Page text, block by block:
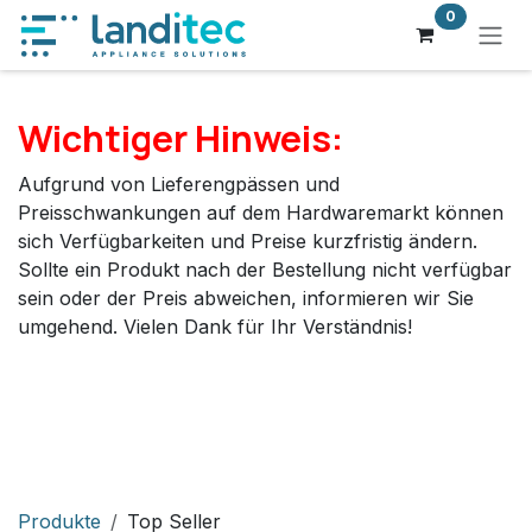
Zum Inhalt springen 0
Wichtiger Hinweis:
Aufgrund von Lieferengpässen und
Preisschwankungen auf dem Hardwaremarkt können
sich Verfügbarkeiten und Preise kurzfristig ändern.
Sollte ein Produkt nach der Bestellung nicht verfügbar
sein oder der Preis abweichen, informieren wir Sie
umgehend. Vielen Dank für Ihr Verständnis!
Produkte Top Seller